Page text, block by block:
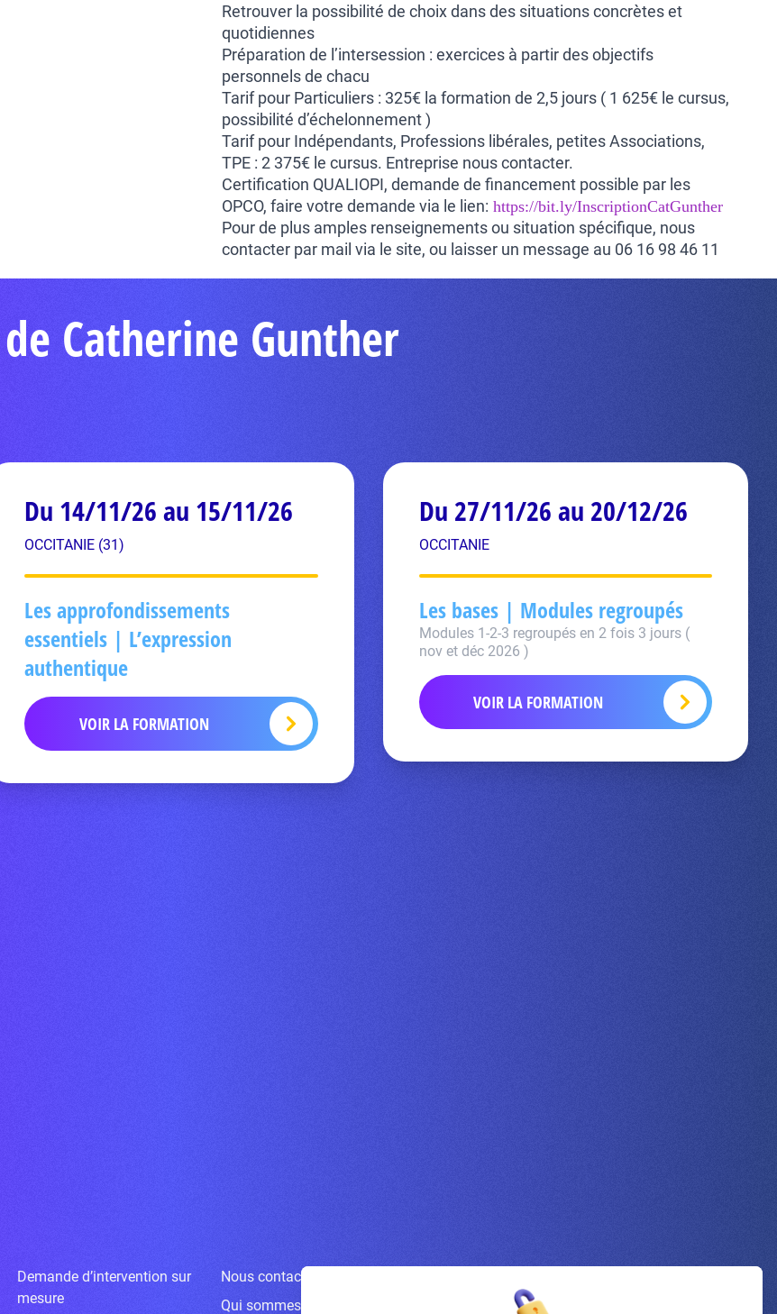
Retrouver la possibilité de choix dans des situations concrètes et
quotidiennes
Préparation de l’intersession : exercices à partir des objectifs
personnels de chacu
Tarif pour Particuliers : 325€ la formation de 2,5 jours ( 1 625€ le cursus,
possibilité d’échelonnement )
Tarif pour Indépendants, Professions libérales, petites Associations,
TPE : 2 375€ le cursus. Entreprise nous contacter.
Certification QUALIOPI, demande de financement possible par les
OPCO, faire votre demande via le lien: https://bit.ly/InscriptionCatGunther
Pour de plus amples renseignements ou situation spécifique, nous
contacter par mail via le site, ou laisser un message au 06 16 98 46 11
Catherine Gunther
Du 14/11/26 au 15/11/26
OCCITANIE (31)
Les approfondissements
essentiels | L’expression
authentique
VOIR LA FORMATION
Du 27/11/26 au 20/12/26
OCCITANIE
Les bases | Modules regroupés
Modules 1-2-3 regroupés en 2 fois 3 jours (
nov et déc 2026 )
VOIR LA FORMATION
Demande d’intervention sur
mesure
Nous contacter
Qui sommes-nous ?